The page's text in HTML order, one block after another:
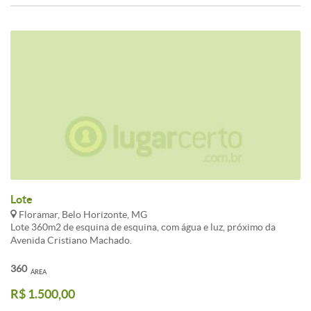
Lote
Floramar, Belo Horizonte, MG
Lote 360m2 de esquina de esquina, com água e luz, próximo da
Avenida Cristiano Machado.
ÁREA
360
R$ 1.500,00